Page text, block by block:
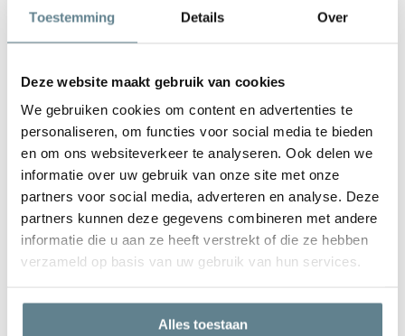
Toestemming Details Over
Deze website maakt gebruik van cookies
We gebruiken cookies om content en advertenties te
personaliseren, om functies voor social media te bieden
en om ons websiteverkeer te analyseren. Ook delen we
informatie over uw gebruik van onze site met onze
partners voor social media, adverteren en analyse. Deze
partners kunnen deze gegevens combineren met andere
informatie die u aan ze heeft verstrekt of die ze hebben
verzameld op basis van uw gebruik van hun services.
Alles toestaan
Polyesterplantenbakken.nl zijn volledig vervaardigd uit
vierkante plantenbakken ondergaan debakken een
exemplaar in de tuin staan!
De vierkante polyester bloembakken en plantenbakken
kun je zelf eenvoudig in de tuin plaatsen. Hoe groot de
vierkante plantenbak ook is, dankzij het gebruik van de
polyester is hijlicht van gewicht . Zo weegt bijvoorbeeld
een grote vierkante plantenbak 100x100x40 cm ongeveer
10 kg! Eenmaal gevuld met potgrond en planten komt hij
Laat je vierkante bloembakken het hele jaar